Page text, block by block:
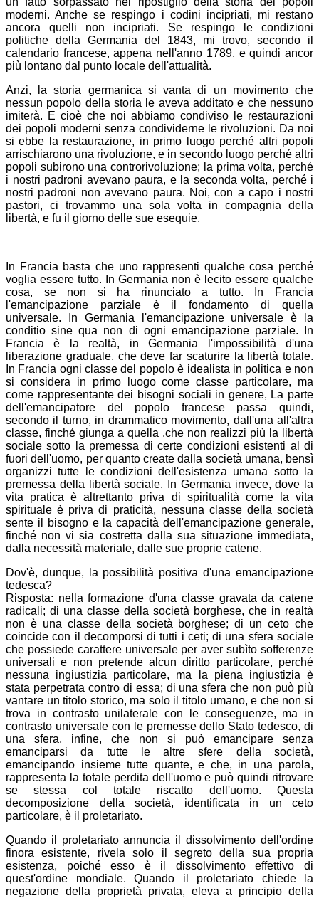
moderni. Anche se respingo i codini incipriati, mi restano
ancora quelli non incipriati. Se respingo le condizioni
politiche della Germania del 1843, mi trovo, secondo il
calendario francese, appena nell'anno 1789, e quindi ancor
più lontano dal punto locale dell'attualità.
Anzi, la storia germanica si vanta di un movimento che
nessun popolo della storia le aveva additato e che nessuno
imiterà. E cioè che noi abbiamo condiviso le restaurazioni
dei popoli moderni senza condividerne le rivoluzioni. Da noi
si ebbe la restaurazione, in primo luogo perché altri popoli
arrischiarono una rivoluzione, e in secondo luogo perché altri
popoli subirono una controrivoluzione; la prima volta, perché
i nostri padroni avevano paura, e la seconda volta, perché i
nostri padroni non avevano paura. Noi, con a capo i nostri
pastori, ci trovammo una sola volta in compagnia della
libertà, e fu il giorno delle sue esequie.
In Francia basta che uno rappresenti qualche cosa perché
voglia essere tutto. In Germania non è lecito essere qualche
cosa, se non si ha rinunciato a tutto. In Francia
l'emancipazione parziale è il fondamento di quella
universale. In Germania l'emancipazione universale è la
conditio sine qua non di ogni emancipazione parziale. In
Francia è la realtà, in Germania l'impossibilità d'una
liberazione graduale, che deve far scaturire la libertà totale.
In Francia ogni classe del popolo è idealista in politica e non
si considera in primo luogo come classe particolare, ma
come rappresentante dei bisogni sociali in genere, La parte
dell'emancipatore del popolo francese passa quindi,
secondo il turno, in drammatico movimento, dall'una all'altra
classe, finché giunga a quella ,che non realizzi più la libertà
sociale sotto la premessa di certe condizioni esistenti al di
fuori dell'uomo, per quanto create dalla società umana, bensì
organizzi tutte le condizioni dell'esistenza umana sotto la
premessa della libertà sociale. In Germania invece, dove la
vita pratica è altrettanto priva di spiritualità come la vita
spirituale è priva di praticità, nessuna classe della società
sente il bisogno e la capacità dell'emancipazione generale,
finché non vi sia costretta dalla sua situazione immediata,
dalla necessità materiale, dalle sue proprie catene.
Dov'è, dunque, la possibilità positiva d'una emancipazione
tedesca?
Risposta: nella formazione d'una classe gravata da catene
radicali; di una classe della società borghese, che in realtà
non è una classe della società borghese; di un ceto che
coincide con il decomporsi di tutti i ceti; di una sfera sociale
che possiede carattere universale per aver subìto sofferenze
universali e non pretende alcun diritto particolare, perché
nessuna ingiustizia particolare, ma la piena ingiustizia è
stata perpetrata contro di essa; di una sfera che non può più
vantare un titolo storico, ma solo il titolo umano, e che non si
trova in contrasto unilaterale con le conseguenze, ma in
contrasto universale con le premesse dello Stato tedesco, di
una sfera, infine, che non si può emancipare senza
emanciparsi da tutte le altre sfere della società,
emancipando insieme tutte quante, e che, in una parola,
rappresenta la totale perdita dell'uomo e può quindi ritrovare
se stessa col totale riscatto dell'uomo. Questa
decomposizione della società, identificata in un ceto
particolare, è il proletariato.
Quando il proletariato annuncia il dissolvimento dell'ordine
finora esistente, rivela solo il segreto della sua propria
esistenza, poiché esso è il dissolvimento effettivo di
quest'ordine mondiale. Quando il proletariato chiede la
negazione della proprietà privata, eleva a principio della